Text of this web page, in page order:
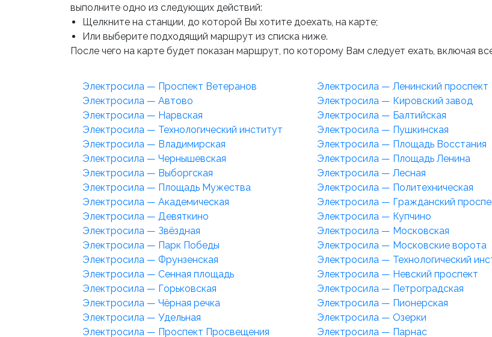
выполните одно из следующих действий:
Щелкните на станции, до которой Вы хотите доехать, на карте;
Или выберите подходящий маршрут из списка ниже.
После чего на карте будет показан маршрут, по которому Вам следует ехать, включая
Электросила — Проспект Ветеранов
Электросила — Ленинский проспект
Электросила — Автово
Электросила — Кировский завод
Электросила — Нарвская
Электросила — Балтийская
Электросила — Технологический институт
Электросила — Пушкинская
Электросила — Владимирская
Электросила — Площадь Восстания
Электросила — Чернышевская
Электросила — Площадь Ленина
Электросила — Выборгская
Электросила — Лесная
Электросила — Площадь Мужества
Электросила — Политехническая
Электросила — Академическая
Электросила — Гражданский
Электросила — Девяткино
Электросила — Купчино
Электросила — Звёздная
Электросила — Московская
Электросила — Парк Победы
Электросила — Московские ворота
Электросила — Фрунзенская
Электросила — Технологический
Электросила — Сенная площадь
Электросила — Невский проспект
Электросила — Горьковская
Электросила — Петроградская
Электросила — Чёрная речка
Электросила — Пионерская
Электросила — Удельная
Электросила — Озерки
Электросила — Проспект Просвещения
Электросила — Парнас